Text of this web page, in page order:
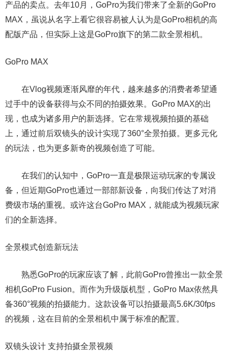
产品的卖点。去年10月，GoPro为我们带来了全新的GoPro
MAX，虽说从名字上看它很容易被人认为是GoPro相机的高
配版产品，但实际上这是GoPro旗下的第二款全景相机。
GoPro MAX
在Vlog视频逐渐风靡的年代，越来越多的消费者希望通
过手中的设备获得与众不同的拍摄效果。GoPro MAX的出
现，也成为诸多用户的新选择。它在常规视频拍摄的基础
上，通过前后双镜头的设计实现了360°全景拍摄。更多元化
的玩法，也为更多新奇的视频创造了可能。
在我们的认知中，GoPro一直是极限运动玩家的专属设
备，但近期GoPro也通过一部部新设备，向我们传达了对消
费级市场的重视。或许这台GoPro MAX，就能成为视频玩家
们的全新选择。
全景模式创造新玩法
熟悉GoPro的玩家应该了解，此前GoPro曾推出一款全景
相机GoPro Fusion。而作为升级版机型，GoPro Max依然具
备360°视频的拍摄能力。这款设备可以拍摄最高5.6K/30fps
的视频，这在目前的全景相机中属于标准的配置。
双镜头设计 支持拍摄全景视频